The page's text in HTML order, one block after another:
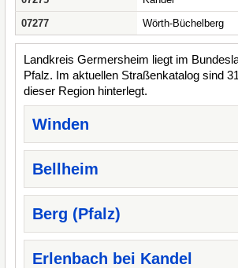
07277
Wörth-Büchelberg
Landkreis Germersheim liegt im
Pfalz. Im aktuellen Straßenkatalog sind
dieser Region hinterlegt.
Winden
Bellheim
Berg (Pfalz)
Erlenbach bei Kandel